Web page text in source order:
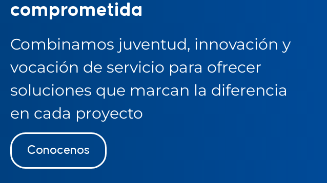
comprometida
Combinamos juventud, innovación y
vocación de servicio para ofrecer
soluciones que marcan la diferencia
en cada proyecto
Conocenos